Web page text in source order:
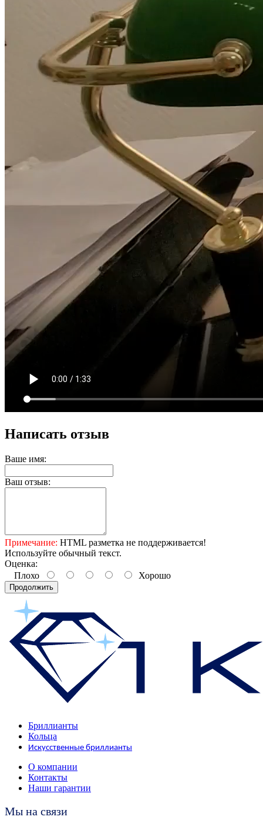
Написать отзыв
Ваше имя:
Ваш отзыв:
Примечание: HTML разметка не поддерживается!
Используйте обычный текст.
Оценка:
Плохо
Хорошо
Продолжить
Бриллианты
Кольца
Искусственные бриллианты
О компании
Контакты
Наши гарантии
Мы на связи